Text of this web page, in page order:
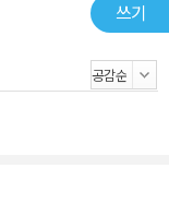
쓰기